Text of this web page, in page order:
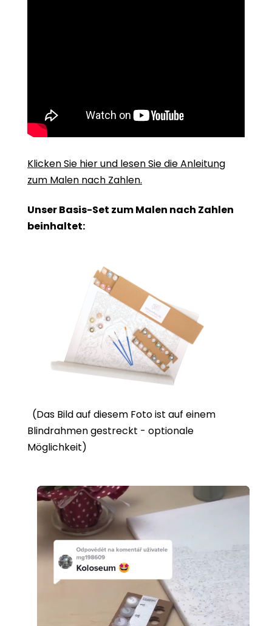
Klicken Sie hier und lesen Sie die Anleitung
zum Malen nach Zahlen.
Unser Basis-Set zum Malen nach Zahlen
beinhaltet:
(Das Bild auf diesem Foto ist auf einem
Blindrahmen gestreckt - optionale
Möglichkeit)